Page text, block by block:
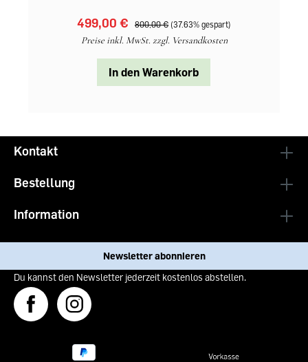
499,00 €‎ 800,00 €‎ (37.63% gespart)
Preise inkl. MwSt. zzgl. Versandkosten
In den Warenkorb
Kontakt
Bestellung
Information
Newsletter abonnieren
Du kannst den Newsletter jederzeit kostenlos abstellen.